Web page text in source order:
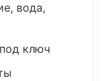
вода,
ключ